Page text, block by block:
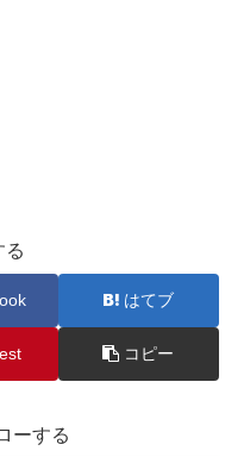
る
はてブ
コピー
ーする